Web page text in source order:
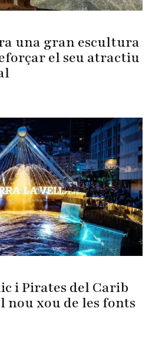
una gran escultura
el seu atractiu
i Pirates del Carib
xou de les fonts